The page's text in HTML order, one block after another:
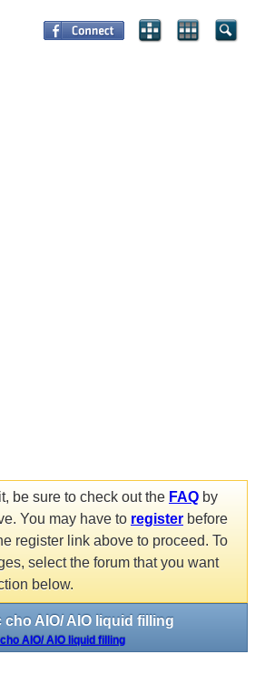
be sure to check out the FAQ by
You may have to register before
register link above to proceed. To
select the forum that you want
below.
AIO/ AIO liquid filling
AIO/ AIO liquid filling